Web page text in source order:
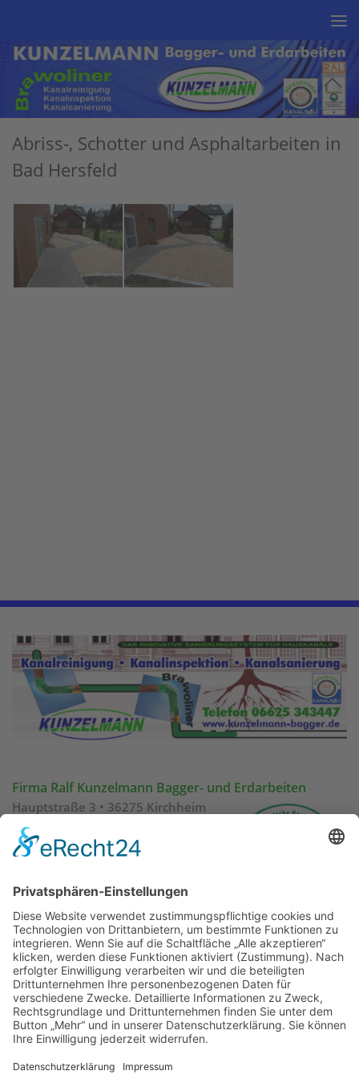
Abriss-, Schotter und Asphaltarbeiten in
Bad Hersfeld
Firma Ralf Kunzelmann Bagger- und Erdarbeiten
Hauptstraße 3 • 36275 Kirchheim
Telefon: 06625 / 9151840
Büro und Bauhof
Telefon 06625 / 343447
Internet:www.kunzelmann-bagger.de
E-mail:info@kunzelmann-bagger.de
Cookie-Einstellungen